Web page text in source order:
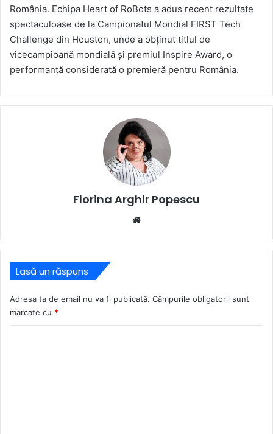
România. Echipa Heart of RoBots a adus recent rezultate
spectaculoase de la Campionatul Mondial FIRST Tech
Challenge din Houston, unde a obținut titlul de
vicecampioană mondială și premiul Inspire Award, o
performanță considerată o premieră pentru România.
Florina Arghir Popescu
Lasă un răspuns
Adresa ta de email nu va fi publicată. Câmpurile obligatorii sunt
marcate cu *